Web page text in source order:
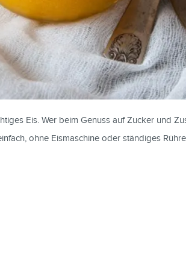
Eis. Wer beim Genuss auf Zucker und
ohne Eismaschine oder ständiges